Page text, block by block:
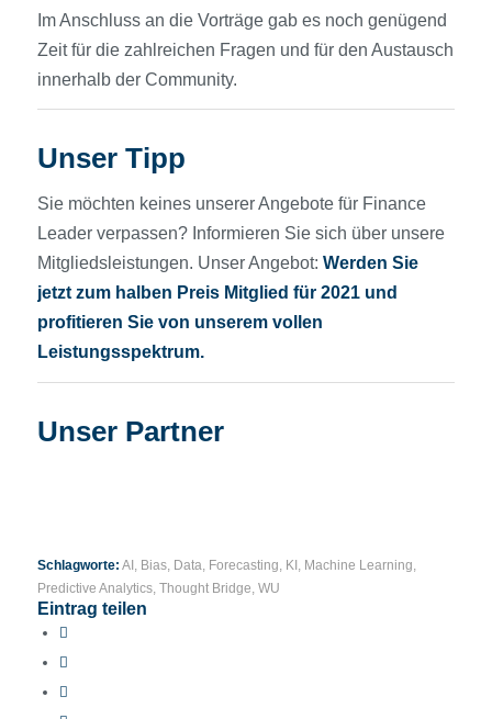
Im Anschluss an die Vorträge gab es noch genügend
Zeit für die zahlreichen Fragen und für den Austausch
innerhalb der Community.
Unser Tipp
Sie möchten keines unserer Angebote für Finance
Leader verpassen? Informieren Sie sich über unsere
Mitgliedsleistungen. Unser Angebot: Werden Sie
jetzt zum halben Preis Mitglied für 2021 und
profitieren Sie von unserem vollen
Leistungsspektrum.
Unser Partner
Schlagworte: AI, Bias, Data Forecasting KI, Machine Learning
Predictive Analytics, Thought Bridge WU
Eintrag teilen